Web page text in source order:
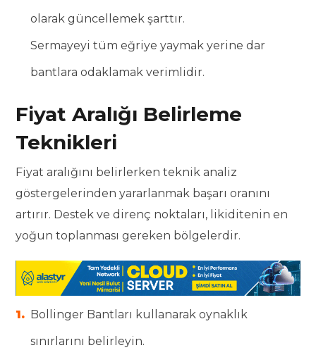
olarak güncellemek şarttır.
Sermayeyi tüm eğriye yaymak yerine dar
bantlara odaklamak verimlidir.
Fiyat Aralığı Belirleme
Teknikleri
Fiyat aralığını belirlerken teknik analiz
göstergelerinden yararlanmak başarı oranını
artırır. Destek ve direnç noktaları, likiditenin en
yoğun toplanması gereken bölgelerdir.
Bollinger Bantları kullanarak oynaklık
sınırlarını belirleyin.